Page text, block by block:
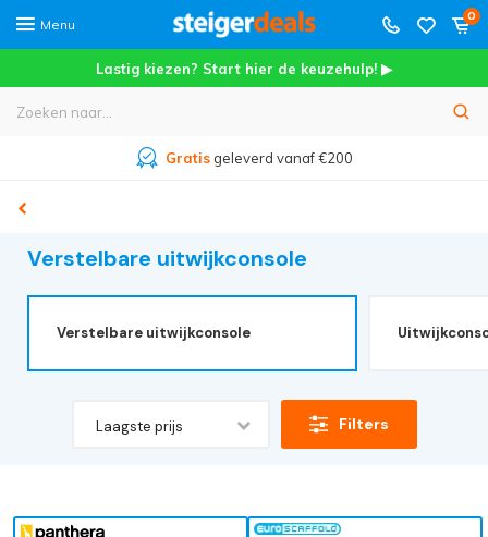
Menu
0
Lastig kiezen? Start hier de keuzehulp! ▶
Meer dan45.000+
Verstelbare uitwijkconsole
Verstelbare uitwijkconsole
Laagste prijs Filters